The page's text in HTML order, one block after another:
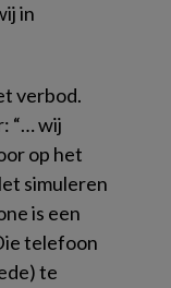
in
verbod.
“… wij
op het
simuleren
is een
telefoon
te